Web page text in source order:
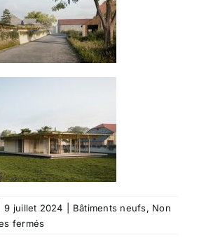
9 juillet 2024 Bâtiments neufs, Non
ferméssur